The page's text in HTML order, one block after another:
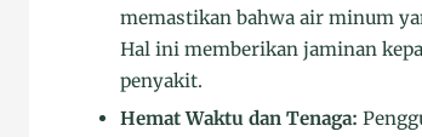
memastikan bahwa air minum
Hal ini memberikan jaminan
penyakit.
Hemat Waktu dan Tenaga: